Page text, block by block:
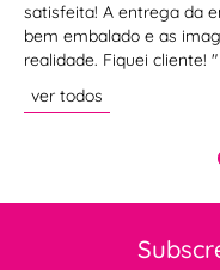
satisfeita! A entrega da
bem embalado e as
realidade. Fiquei cliente! "
ver todos